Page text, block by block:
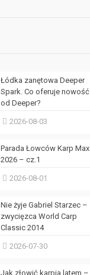
Łódka zanętowa Deeper
Spark. Co oferuje nowość
od Deeper?
2026-08-03
Parada Łowców Karp Max
2026 – cz.1
2026-08-01
Nie żyje Gabriel Starzec –
zwycięzca World Carp
Classic 2014
2026-07-30
Jak złowić karpia latem –